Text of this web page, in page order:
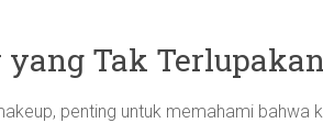
yang Tak Terlupakan
penting untuk memahami bahwa